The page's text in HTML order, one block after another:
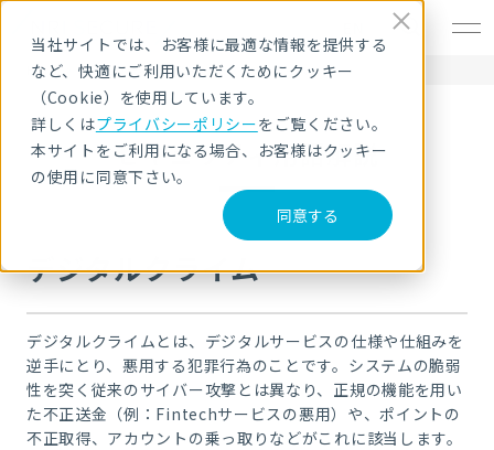
当社サイトでは、お客様に最適な情報を提供する
など、快適にご利用いただくためにクッキー
（Cookie）を使用しています。
詳しくはプライバシーポリシーをご覧ください。
本サイトをご利用になる場合、お客様はクッキー
の使用に同意下さい。
同意する
HOME セキュリティ用語解説 デジタルクライム
セキュリティ用語解説
デジタルクライム
デジタルクライムとは、デジタルサービスの仕様や仕組みを
逆手にとり、悪用する犯罪行為のことです。システムの脆弱
性を突く従来のサイバー攻撃とは異なり、正規の機能を用い
た不正送金（例：Fintechサービスの悪用）や、ポイントの
不正取得、アカウントの乗っ取りなどがこれに該当します。